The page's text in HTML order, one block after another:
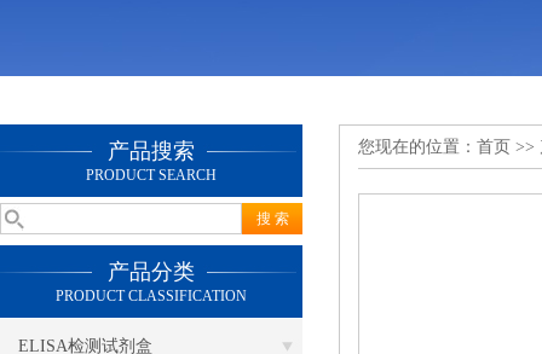
产品搜索
PRODUCT SEARCH
产品分类
PRODUCT CLASSIFICATION
ELISA检测试剂盒
您现在的位置： 首页 >>